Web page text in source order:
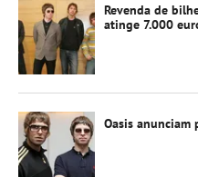
Revenda de
atinge 7.000
Oasis anunciam